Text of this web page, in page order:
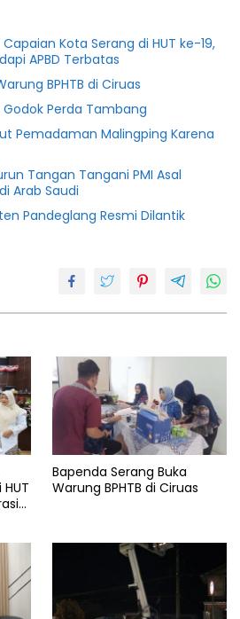
Kota Serang di HUT ke-19,
APBD Terbatas
BPHTB di Ciruas
Godok Perda Tambang
Pemadaman Malingping Karena
Tangan Tangani PMI Asal
Arab Saudi
Pandeglang Resmi Dilantik
Bapenda Serang Buka
Warung BPHTB di Ciruas